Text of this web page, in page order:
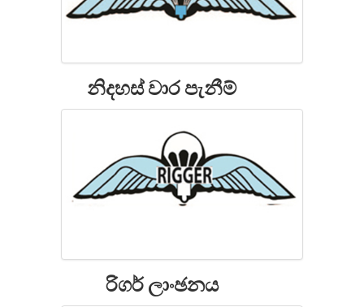
නිදහස් වාර පැනීම්
රිගර් ලාංඡනය